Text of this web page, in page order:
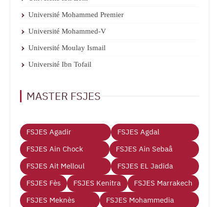
Université Mohammed Premier
Université Mohammed-V
Université Moulay Ismail
Université Ibn Tofail
MASTER FSJES
FSJES Agadir
FSJES Agdal
FSJES Ain Chock
FSJES Ain Sebaâ
FSJES Ait Melloul
FSJES EL Jadida
FSJES Fès
FSJES Kenitra
FSJES Marrakech
FSJES Meknès
FSJES Mohammedia